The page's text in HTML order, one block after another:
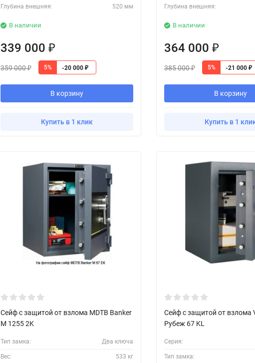
Глубина внешняя: 520 мм
В наличии
339 000 ₽
359 000₽ 5% -20 000 ₽
В корзину
Купить в 1 клик
Глубина внешняя:
В наличии
364 000 ₽
385 000₽ 5% -21 000 ₽
В корзину
Купить в 1
Сейф с защитой от взлома MDTB Banker
M 1255 2K
Тип замка: Два ключа
Вес: 533 кг
Сейф с защитой от взлома
Рубеж 67 KL
Серия:
Тип замка: